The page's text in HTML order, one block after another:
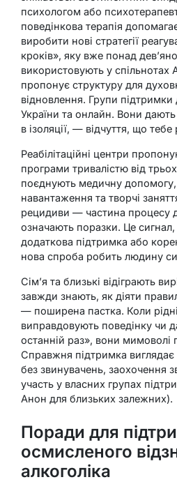
психологом або
поведінкова терапія
виробити нові стратегії
кроків», яку вже понад
використовують у спільнотах
пропонує структуру для
відновлення. Групи підтримки
України та онлайн. Вони
в ізоляції, — відчуття, що
Реабілітаційні центри
програми тривалістю від
поєднують медичну допомогу,
навантаження та творчі
рецидиви — частина процесу
означають поразки. Це
додаткова підтримка або
нова спроба робить людину
Сім’я та близькі відіграють
завжди знають, як діяти
— поширена пастка. Коли
виправдовують поведінку чи
останній раз», вони
Справжня підтримка
без звинувачень, заохочення
участь у власних групах
Анон для близьких залежних).
Поради для
осмисленого
алкоголіка